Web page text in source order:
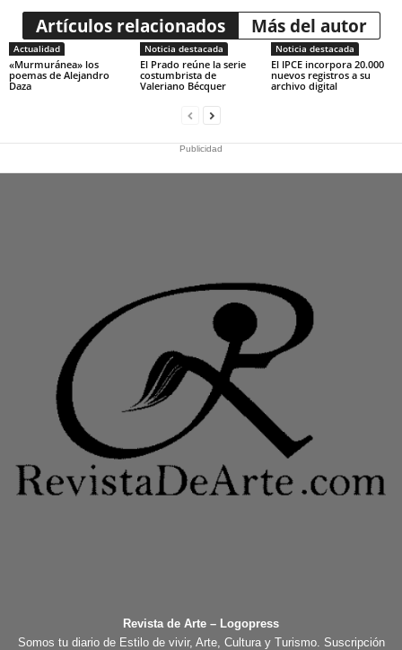
Artículos relacionados Más del autor
Actualidad
«Murmuránea» los
poemas de Alejandro
Daza
Noticia destacada
El Prado reúne la serie
costumbrista de
Valeriano Bécquer
Noticia destacada
El IPCE incorpora 20.000
nuevos registros a su
archivo digital
Publicidad
Revista de Arte – Logopress
Somos tu diario de Estilo de vivir, Arte, Cultura y Turismo. Suscripción